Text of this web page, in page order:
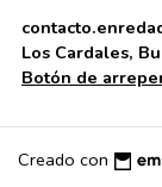
Los Cardales,
Botón de
Creado con